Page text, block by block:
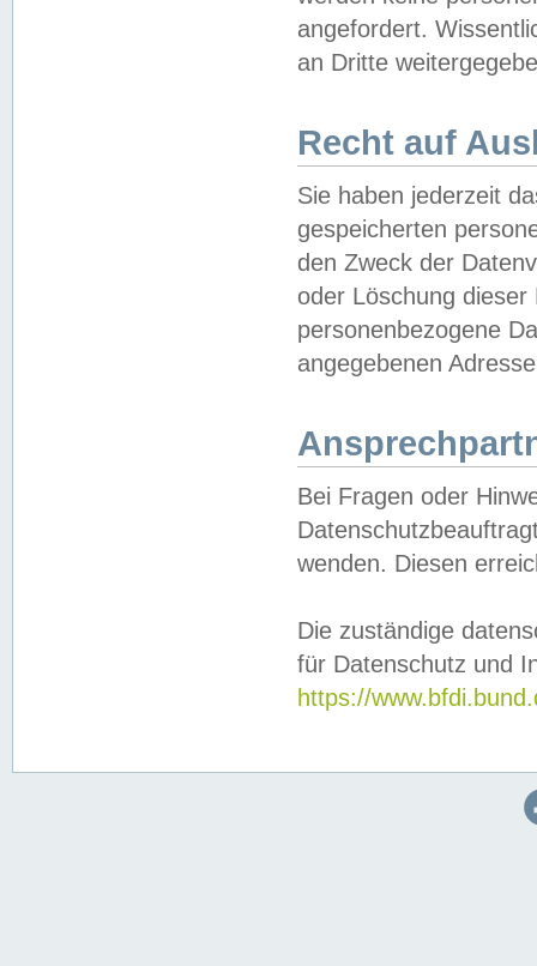
angefordert.
an Dritte
Recht auf
Sie haben jederzeit
gespeicherten
den Zweck der
oder Löschung
personenbezogene
angegebenen
Bei Fragen oder
wenden. Diesen
Die zuständige
für Datenschutz und
https://